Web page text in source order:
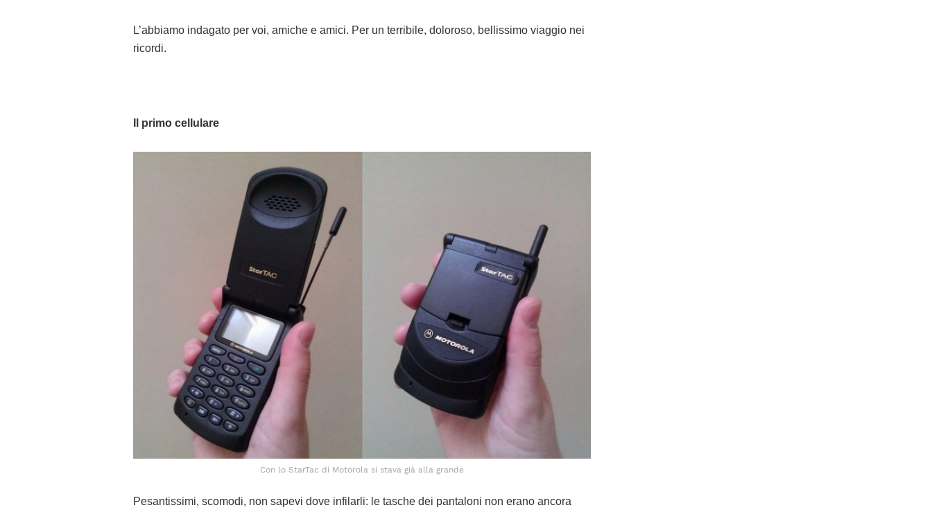
L’abbiamo indagato per voi, amiche e amici. Per un terribile, doloroso, bellissimo viaggio nei
ricordi.
Il primo cellulare
Con lo StarTac di Motorola si stava già alla grande
Pesantissimi, scomodi, non sapevi dove infilarli: le tasche dei pantaloni non erano ancora